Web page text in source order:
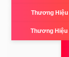
Thương Hiệu
Thương Hiệu